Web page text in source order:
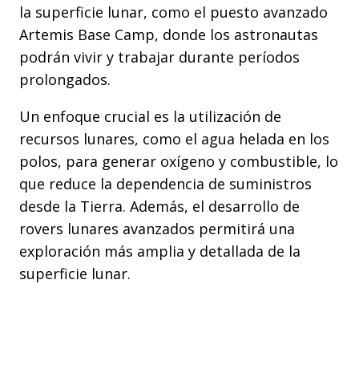
la superficie lunar, como el puesto avanzado
Artemis Base Camp, donde los astronautas
podrán vivir y trabajar durante períodos
prolongados.
Un enfoque crucial es la utilización de
recursos lunares, como el agua helada en los
polos, para generar oxígeno y combustible, lo
que reduce la dependencia de suministros
desde la Tierra. Además, el desarrollo de
rovers lunares avanzados permitirá una
exploración más amplia y detallada de la
superficie lunar.